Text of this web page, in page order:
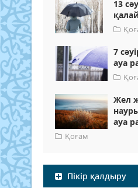
13
7
ауа
Жел
ауа
Қоғам
Пікір қалдыру